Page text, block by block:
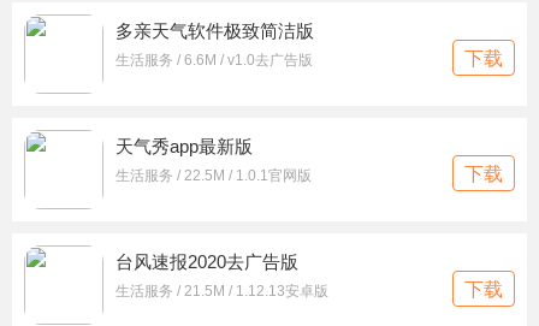
多亲天气软件极致简洁版
生活服务 / 6.6M / v1.0去广告版 下载
天气秀app最新版
生活服务 / 22.5M / 1.0.1官网版 下载
台风速报2020去广告版
生活服务 / 21.5M / 1.12.13安卓版 下载